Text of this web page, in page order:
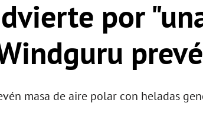
por
masa de aire polar con heladas